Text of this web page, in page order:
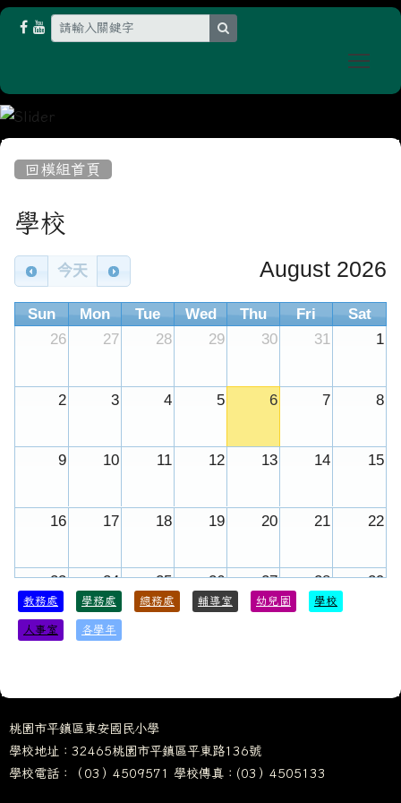
回模組首頁
Calendar
學校
今天 August 2026
Sun Mon Tue Wed Thu Fri
Sat
26
27 28 29 30 31 1
2 3 4 5 6 7 8
9 10 11 12 13 14 15
16 17 18 19 20 21 22
23 24 25 26 27 28 29
30 31
教務處 學務處 總務處 輔導室 幼兒園 學校
人事室 各學年
桃園市平鎮區東安國民小學
學校地址：32465桃園市平鎮區平東路136號
學校電話：（03）4509571 學校傳真：(03）4505133